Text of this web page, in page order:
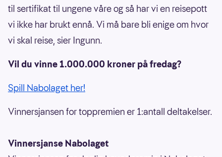
til sertifikat til ungene våre og så har vi en reisepott
vi ikke har brukt ennå. Vi må bare bli enige om hvor
vi skal reise, sier Ingunn.
Vil du vinne 1.000.000 kroner på fredag?
Spill Nabolaget her!
Vinnersjansen for toppremien er 1:antall deltakelser.
Vinnersjanse Nabolaget